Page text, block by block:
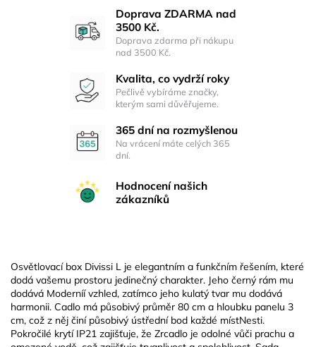
Doprava ZDARMA nad
3500 Kč.
Doprava zdarma při nákupu
nad 3500 Kč.
Kvalita, co vydrží roky
Pečlivě vybíráme značky,
kterým sami důvěřujeme.
365 dní na rozmyšlenou
Na vrácení máte celých 365
dní.
Hodnocení našich
zákazníků
Osvětlovací box Divissi L je elegantním a funkčním řešením, které
dodá vašemu prostoru jedinečný charakter. Jeho černý rám mu
dodává Moderníí vzhled, zatímco jeho kulatý tvar mu dodává
harmonii. Cadlo má působivý průměr 80 cm a hloubku panelu 3
cm, což z něj činí působivý ústřední bod každé místNesti.
Pokročilé krytí IP21 zajišťuje, že Zrcadlo je odolné vůči prachu a